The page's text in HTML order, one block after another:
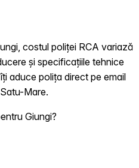
costul poliței RCA variază
și specificațiile tehnice
aduce polița direct pe email
Mare.
Giungi?